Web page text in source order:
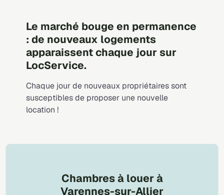
Le marché bouge en permanence
: de nouveaux logements
apparaissent chaque jour sur
LocService.
Chaque jour de nouveaux propriétaires sont
susceptibles de proposer une nouvelle
location !
Chambres à louer à
Varennes-sur-Allier